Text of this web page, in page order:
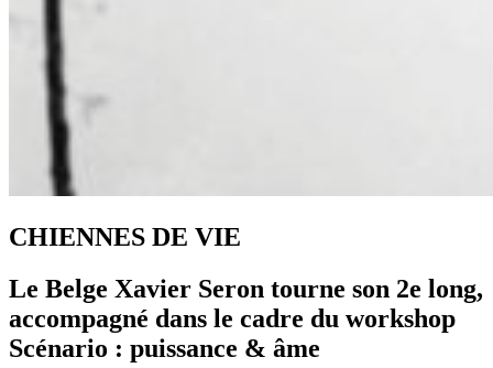
CHIENNES DE VIE
Le Belge Xavier Seron tourne son 2e long,
accompagné dans le cadre du workshop
Scénario : puissance & âme